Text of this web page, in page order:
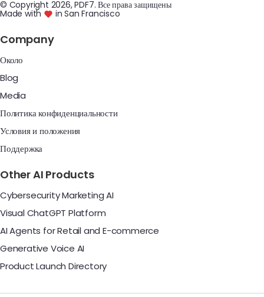
© Copyright 2026, PDF7.Все права защищены
Made with in San Francisco
Company
Около
Blog
Media
Политика конфиденциальности
Условия и положения
Поддержка
Other AI Products
Cybersecurity Marketing AI
Visual ChatGPT Platform
AI Agents for Retail and E-commerce
Generative Voice AI
Product Launch Directory